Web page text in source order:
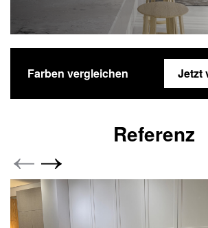
Farben vergleichen Jetzt
Referenz